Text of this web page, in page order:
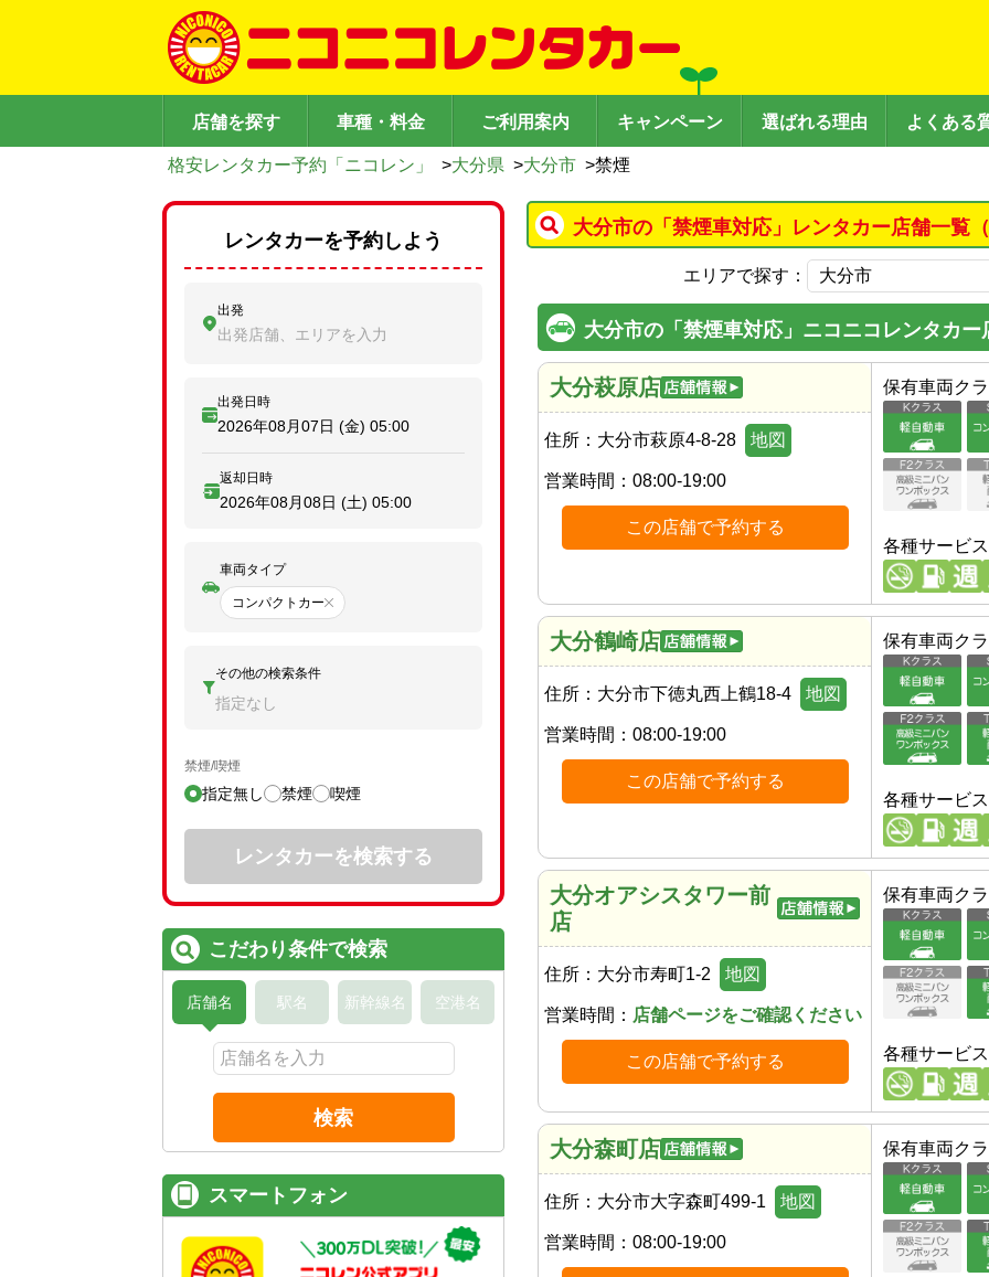
店舗を探す 車種・料金 ご利用案内 キャンペーン 選ばれる理由 よくある
格安レンタカー予約「ニコレン」 >大分県 >大分市 >禁煙
大分市の「禁煙車対応」レンタカー店舗一覧
エリアで探す：
大分市の「禁煙車対応」ニコニコレンタカー
大分萩原店
住所： 大分市萩原4-8-28 地図
営業時間： 08:00-19:00
この店舗で予約する
保有車両ク
各種サービス
大分鶴崎店
住所： 大分市下徳丸西上鶴18-4 地図
営業時間： 08:00-19:00
この店舗で予約する
保有車両ク
各種サービス
大分オアシスタワー前
店
住所： 大分市寿町1-2 地図
営業時間： 店舗ページをご確認ください
この店舗で予約する
保有車両ク
各種サービス
大分森町店
住所： 大分市大字森町499-1 地図
営業時間： 08:00-19:00
保有車両ク
レンタカーを予約しよう
出発
出発店舗、エリアを入力
出発日時
2026年08月07日 (金) 05:00
返却日時
2026年08月08日 (土) 05:00
車両タイプ
コンパクトカー
その他の検索条件
指定なし
禁煙/喫煙
指定無し 禁煙 喫煙
レンタカーを検索する
こだわり条件で検索
店舗名 駅名 新幹線名 空港名
検索
スマートフォン